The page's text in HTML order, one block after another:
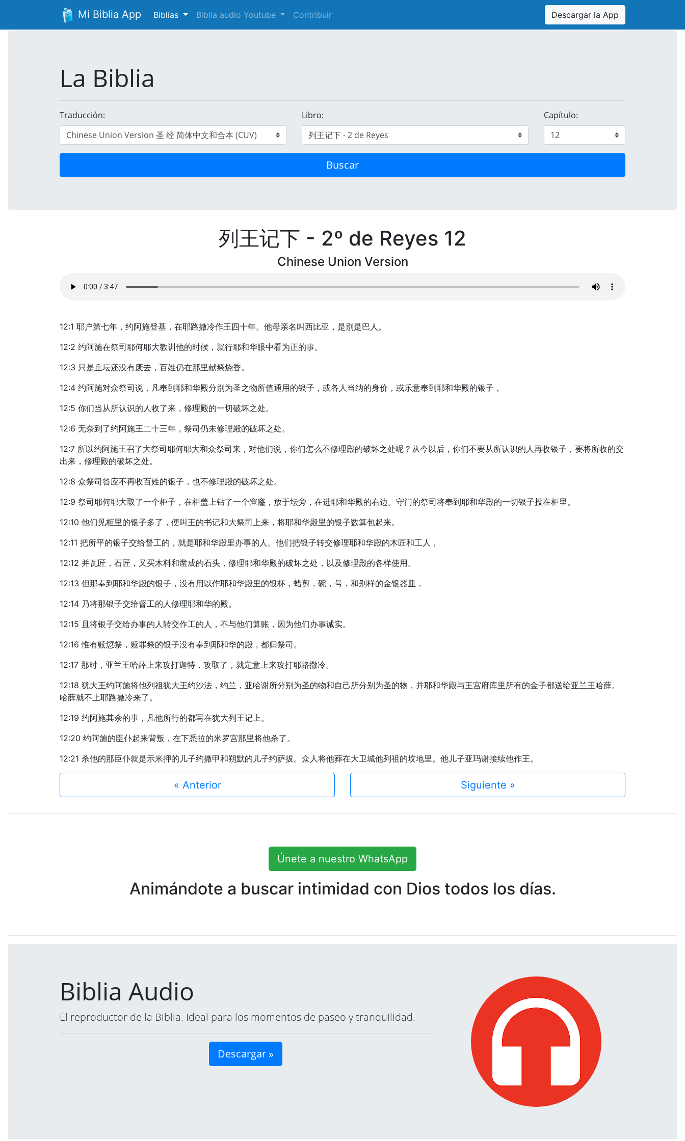
Mi Biblia App Biblias Biblia audio Youtube Contribuir Descargar la App
La Biblia
Traducción: Libro: Capítulo:
Buscar
列王记下 - 2º de Reyes 12
Chinese Union Version
12:1 耶户第七年，约阿施登基，在耶路撒冷作王四十年。他母亲名叫西比亚，是别是巴人。
12:2 约阿施在祭司耶何耶大教训他的时候，就行耶和华眼中看为正的事。
12:3 只是丘坛还没有废去，百姓仍在那里献祭烧香。
12:4 约阿施对众祭司说，凡奉到耶和华殿分别为圣之物所值通用的银子，或各人当纳的身价，或乐意奉到耶和华殿的银子，
12:5 你们当从所认识的人收了来，修理殿的一切破坏之处。
12:6 无奈到了约阿施王二十三年，祭司仍未修理殿的破坏之处。
12:7 所以约阿施王召了大祭司耶何耶大和众祭司来，对他们说，你们怎么不修理殿的破坏之处呢？从今以后，你们不要从所认识的人再收银子，要将所收的交
出来，修理殿的破坏之处。
12:8 众祭司答应不再收百姓的银子，也不修理殿的破坏之处。
12:9 祭司耶何耶大取了一个柜子，在柜盖上钻了一个窟窿，放于坛旁，在进耶和华殿的右边。守门的祭司将奉到耶和华殿的一切银子投在柜里。
12:10 他们见柜里的银子多了，便叫王的书记和大祭司上来，将耶和华殿里的银子数算包起来。
12:11 把所平的银子交给督工的，就是耶和华殿里办事的人。他们把银子转交修理耶和华殿的木匠和工人，
12:12 并瓦匠，石匠，又买木料和凿成的石头，修理耶和华殿的破坏之处，以及修理殿的各样使用。
12:13 但那奉到耶和华殿的银子，没有用以作耶和华殿里的银杯，蜡剪，碗，号，和别样的金银器皿，
12:14 乃将那银子交给督工的人修理耶和华的殿。
12:15 且将银子交给办事的人转交作工的人，不与他们算账，因为他们办事诚实。
12:16 惟有赎愆祭，赎罪祭的银子没有奉到耶和华的殿，都归祭司。
12:17 那时，亚兰王哈薛上来攻打迦特，攻取了，就定意上来攻打耶路撒冷。
12:18 犹大王约阿施将他列祖犹大王约沙法，约兰，亚哈谢所分别为圣的物和自己所分别为圣的物，并耶和华殿与王宫府库里所有的金子都送给亚兰王哈薛。
哈薛就不上耶路撒冷来了。
12:19 约阿施其余的事，凡他所行的都写在犹大列王记上。
12:20 约阿施的臣仆起来背叛，在下悉拉的米罗宫那里将他杀了。
12:21 杀他的那臣仆就是示米押的儿子约撒甲和朔默的儿子约萨拔。众人将他葬在大卫城他列祖的坟地里。他儿子亚玛谢接续他作王。
« Anterior Siguiente »
Únete a nuestro WhatsApp
Animándote a buscar intimidad con Dios todos los días.
Biblia Audio
El reproductor de la Biblia. Ideal para los momentos de paseo y tranquilidad.
Descargar »